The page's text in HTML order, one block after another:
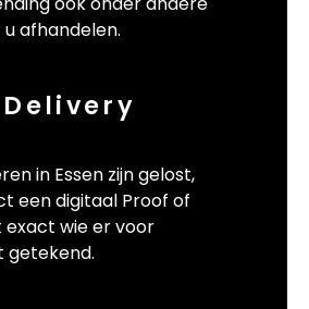
afhandelen.
in Essen zijn gelost,
een digitaal Proof of
exact wie er voor
getekend.